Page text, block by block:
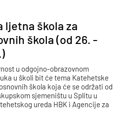
ljetna škola za
škola (od 26. -
u odgojno-obrazovnom
u školi bit će tema Katehetske
škola koja će se održati od
sjemeništu u Splitu u
ureda HBK i Agencije za